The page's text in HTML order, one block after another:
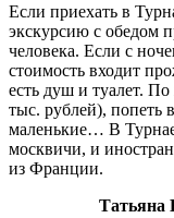
Если приехать в
экскурсию с обедом
человека. Если с
стоимость входит
есть душ и туалет.
тыс. рублей), попеть
маленькие… В
москвичи, и
из Франции.
Татьяна